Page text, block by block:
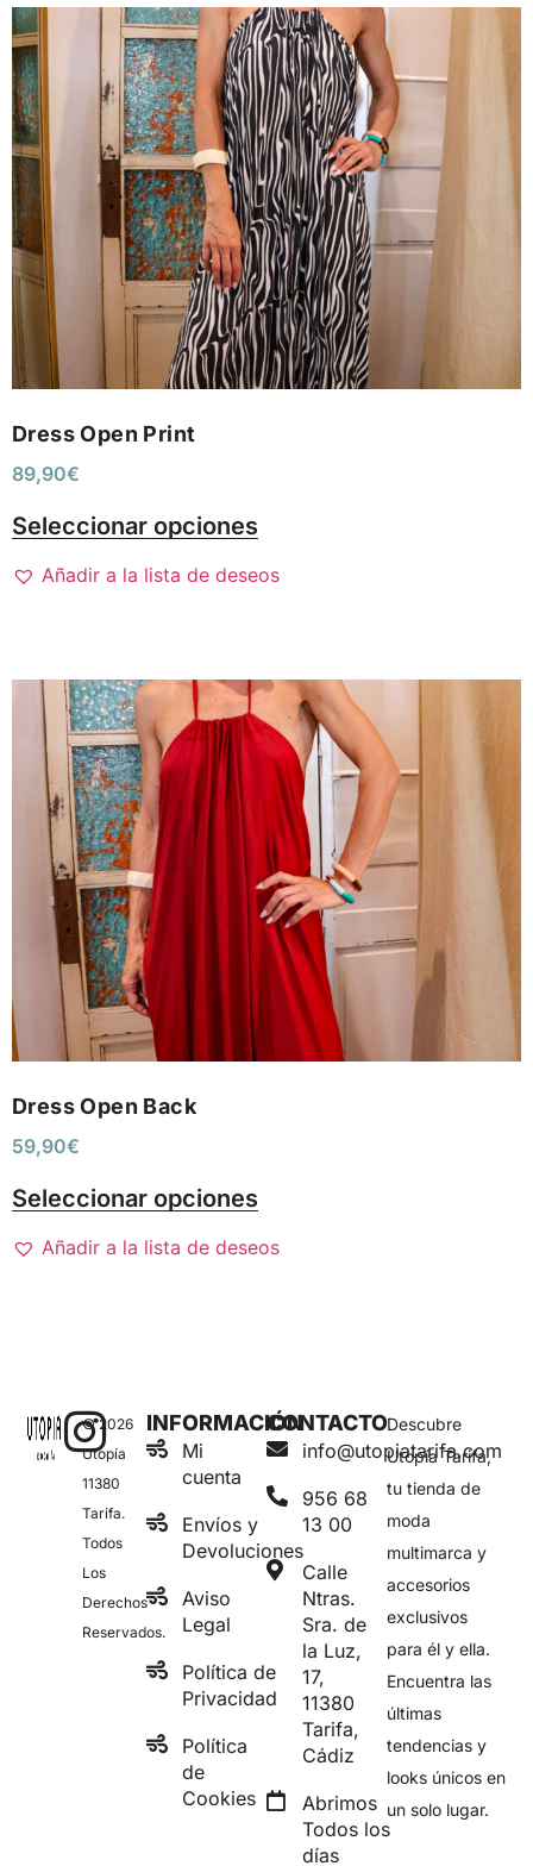
Dress Open Print
89,90€
Seleccionar opciones
Añadir a la lista de deseos
Dress Open Back
59,90€
Seleccionar opciones
Añadir a la lista de deseos
© 2026
Utopía
11380
Tarifa.
Todos
Los
Derechos
Reservados.
Descubre
Utopía Tarifa,
tu tienda de
moda
multimarca y
accesorios
exclusivos
para él y ella.
Encuentra las
últimas
tendencias y
looks únicos en
un solo lugar.
CONTACTO
info@utopiatarifa.com
956 68
13 00
Calle
Ntras.
Sra. de
la Luz,
17,
11380
Tarifa,
Cádiz
Abrimos
Todos los
días
INFORMACIÓN
Mi
cuenta
Envíos y
Devoluciones
Aviso
Legal
Política de
Privacidad
Política
de
Cookies